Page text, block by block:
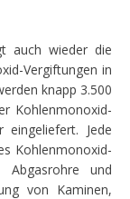
auch wieder die
Vergiftungen in
knapp 3.500
Kohlenmonoxid-
eingeliefert. Jede
Kohlenmonoxid-
und
von Kaminen,